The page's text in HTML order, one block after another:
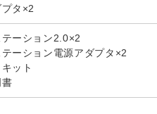
タ×2
ーション2.0×2
ーション電源アダプタ×2
ット